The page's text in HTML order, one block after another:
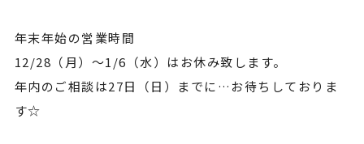
年末年始の営業時間
12/28（月）～1/6（水）はお休み致します。
年内のご相談は27日（日）までに…お待ちしておりま
す☆